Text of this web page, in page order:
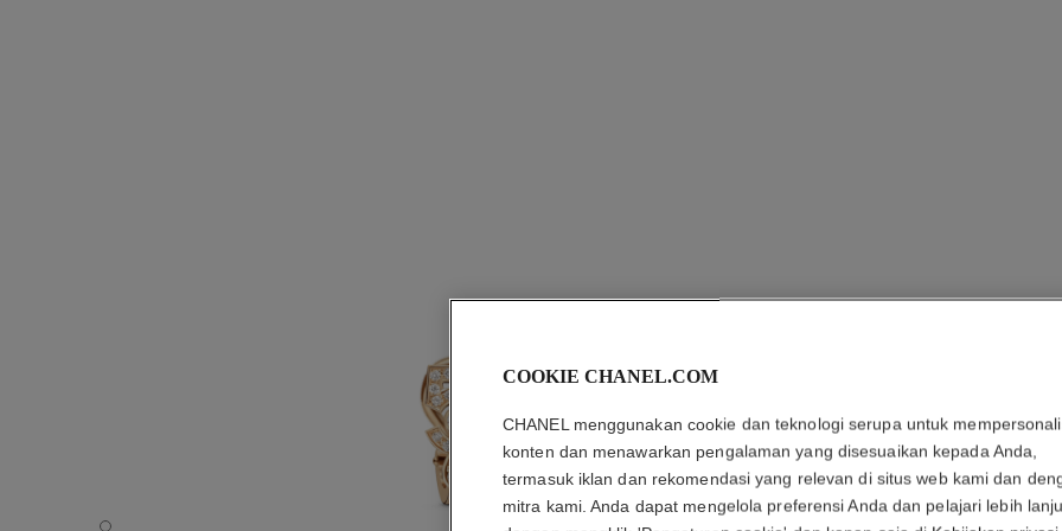
Anting tunggal Eternal N°5 - Tampilan default - lihat versi ukuran standar
ANTING
N°5
EMAS BEIGE
Detail
COOKIE CHANEL.COM
CHANEL menggunakan cookie dan teknologi serupa untuk
konten dan menawarkan pengalaman yang disesuaikan kepada Anda,
termasuk iklan dan rekomendasi yang relevan di situs web kami dan
mitra kami. Anda dapat mengelola preferensi Anda dan pelajari lebih